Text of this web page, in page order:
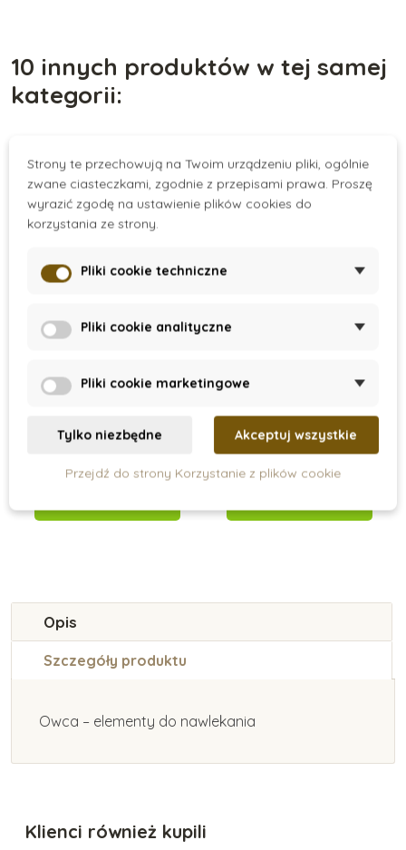
10 innych produktów w tej samej
kategorii:
Nowość
Toys for life -
-50%
Wyprzedaż
Balansujące pieńki,
gra zręcznościowa
49 zł99 zł
Opis
Szczegóły produktu
Owca – elementy do nawlekania
Klienci również kupili
Strony te przechowują na Twoim urządzeniu pliki, ogólnie
zwane ciasteczkami, zgodnie z przepisami prawa. Proszę
wyrazić zgodę na ustawienie plików cookies do
korzystania ze strony.
Pliki cookie techniczne
Pliki cookie analityczne
Pliki cookie marketingowe
Tylko niezbędne Akceptuj wszystkie
Przejdź do strony Korzystanie z plików cookie